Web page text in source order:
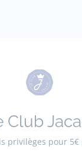
Club
privilèges pour 5€